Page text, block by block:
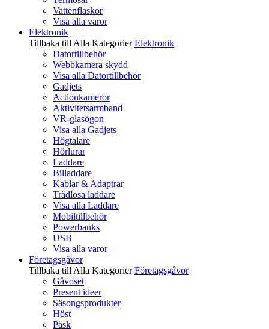
Vattenflaskor
Visa alla varor
Elektronik
Tillbaka till Alla Kategorier Elektronik
Datortillbehör
Webbkamera skydd
Visa alla Datortillbehör
Gadjets
Actionkameror
Aktivitetsarmband
VR-glasögon
Visa alla Gadjets
Högtalare
Hörlurar
Laddare
Billaddare
Kablar & Adaptrar
Trådlösa laddare
Visa alla Laddare
Mobiltillbehör
Powerbanks
USB
Visa alla varor
Företagsgåvor
Tillbaka till Alla Kategorier Företagsgåvor
Gåvoset
Present ideer
Säsongsprodukter
Höst
Påsk